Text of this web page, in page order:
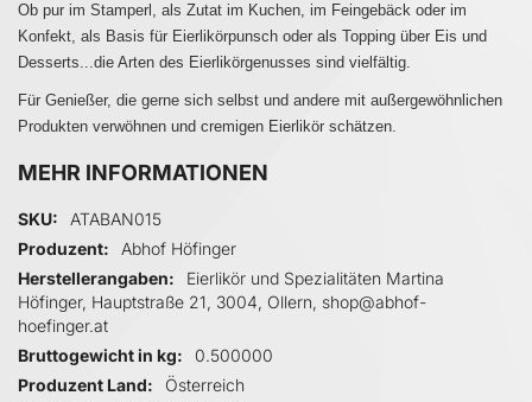
Ob pur im Stamperl, als Zutat im Kuchen, im Feingebäck oder im
Konfekt, als Basis für Eierlikörpunsch oder als Topping über Eis und
Desserts...die Arten des Eierlikörgenusses sind vielfältig.
Für Genießer, die gerne sich selbst und andere mit außergewöhnlichen
Produkten verwöhnen und cremigen Eierlikör schätzen.
MEHR INFORMATIONEN
Mehr Informationen
SKU
ATABAN015
Produzent
Abhof Höfinger
Herstellerangaben
Eierlikör und Spezialitäten Martina
Höfinger, Hauptstraße 21, 3004, Ollern, shop@abhof-
hoefinger.at
Bruttogewicht in kg
0.500000
Produzent Land
Österreich